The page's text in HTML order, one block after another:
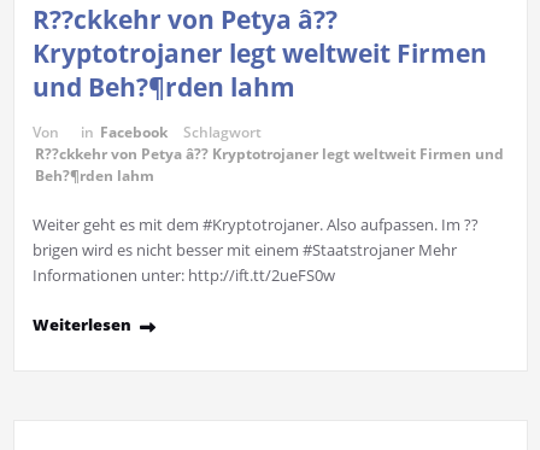
R??ckkehr von Petya â??
Kryptotrojaner legt weltweit Firmen
und Beh?¶rden lahm
Von in Facebook
Schlagwort
R??ckkehr von Petya â?? Kryptotrojaner legt weltweit Firmen und
Beh?¶rden lahm
Weiter geht es mit dem #Kryptotrojaner. Also aufpassen. Im ??
brigen wird es nicht besser mit einem #Staatstrojaner Mehr
Informationen unter: http://ift.tt/2ueFS0w
Weiterlesen